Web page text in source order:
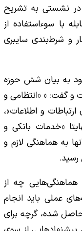
در نشستی به تشریح
با سوءاستفاده از
و شرط‌بندی سایبری
به بیان شش حوزه
و گفت: « «انتظامی و
و اطلاعات»،
«خدمات بانکی‌ و
به هماهنگی لازم و
چه از
عملی باید انجام
شده، گرچه برای